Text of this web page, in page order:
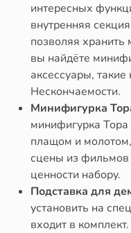
интересных
внутренняя
позволяя
вы найдёте
аксессуары,
Нескончаемости.
Минифигурка
минифигурка Тора
плащом и молотом,
сцены из фильмов
ценности набору.
Подставка для
установить на
входит в